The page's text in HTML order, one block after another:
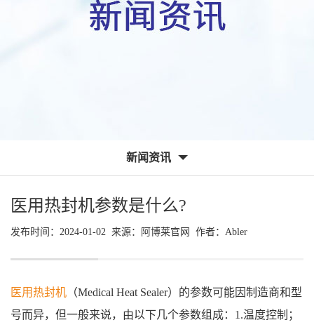
新闻资讯
医用热封机参数是什么?
发布时间：2024-01-02 来源： 阿博莱官网 作者： Abler
医用热封机 （Medical Heat Sealer）的参数可能因制造商和型
号而异，但一般来说，由以下几个参数组成：1.温度控制；